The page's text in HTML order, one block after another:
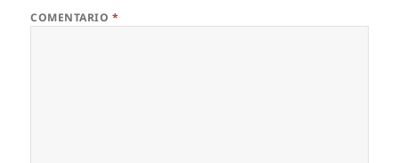
COMENTARIO *